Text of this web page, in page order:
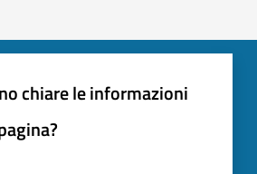
chiare le informazioni